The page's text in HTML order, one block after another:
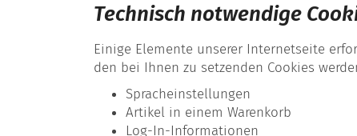
Technisch notwendige
Einige Elemente unserer Internetseite
den bei Ihnen zu setzenden Cookies
Spracheinstellungen
Artikel in einem Warenkorb
Log-In-Informationen